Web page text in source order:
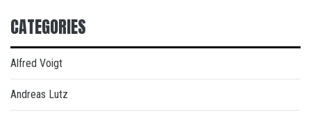
CATEGORIES
Alfred Voigt
Andreas Lutz